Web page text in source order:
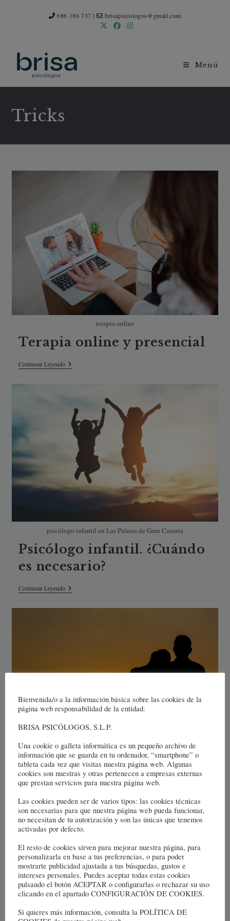
686 186 737 | brisapsicologos@gmail.com
Menú
Tricks
terapia online
Terapia online y presencial
Continuar LeyendoTerapia
Online
psicólogo infantil en Las Palmas de Gran Canaria
Psicólogo infantil. ¿Cuándo
es necesario?
Continuar LeyendoPsicólogo
Infantil.
Silhouette of lovers holding hands - hugging together at sunset, love in
love Concept: decoration, design, valentine.
La terapia de pareja. Cómo
superar una ruptura de
pareja
Terapia
De
Pareja.
Cómo
Superar
Una
Ruptura
Pareja
Bienvenida/o a la información básica sobre las cookies de la
página web responsabilidad de la entidad:
BRISA PSICÓLOGOS, S.L.P.
Una cookie o galleta informática es un pequeño archivo de
información que se guarda en tu ordenador, “smartphone” o
tableta cada vez que visitas nuestra página web. Algunas
cookies son nuestras y otras pertenecen a empresas externas
que prestan servicios para nuestra página web.
Las cookies pueden ser de varios tipos: las cookies técnicas
son necesarias para que nuestra página web pueda funcionar,
no necesitan de tu autorización y son las únicas que tenemos
activadas por defecto.
El resto de cookies sirven para mejorar nuestra página, para
personalizarla en base a tus preferencias, o para poder
mostrarte publicidad ajustada a tus búsquedas, gustos e
intereses personales. Puedes aceptar todas estas cookies
pulsando el botón ACEPTAR o configurarlas o rechazar su uso
clicando en el apartado CONFIGURACIÓN DE COOKIES.
Si quieres más información, consulta la POLÍTICA DE